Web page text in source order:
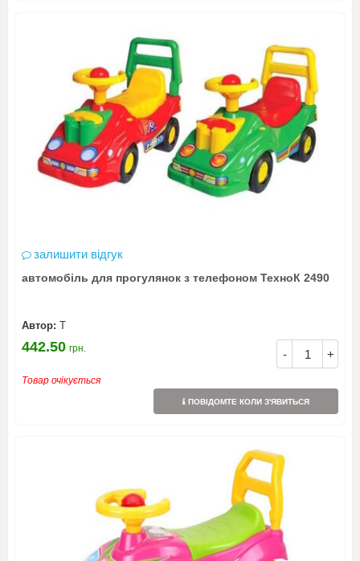
залишити відгук
автомобіль для прогулянок з телефоном ТехноК 2490
Автор: Т
- +
442.50 грн.
Товар очікується
ПОВІДОМТЕ КОЛИ З'ЯВИТЬСЯ